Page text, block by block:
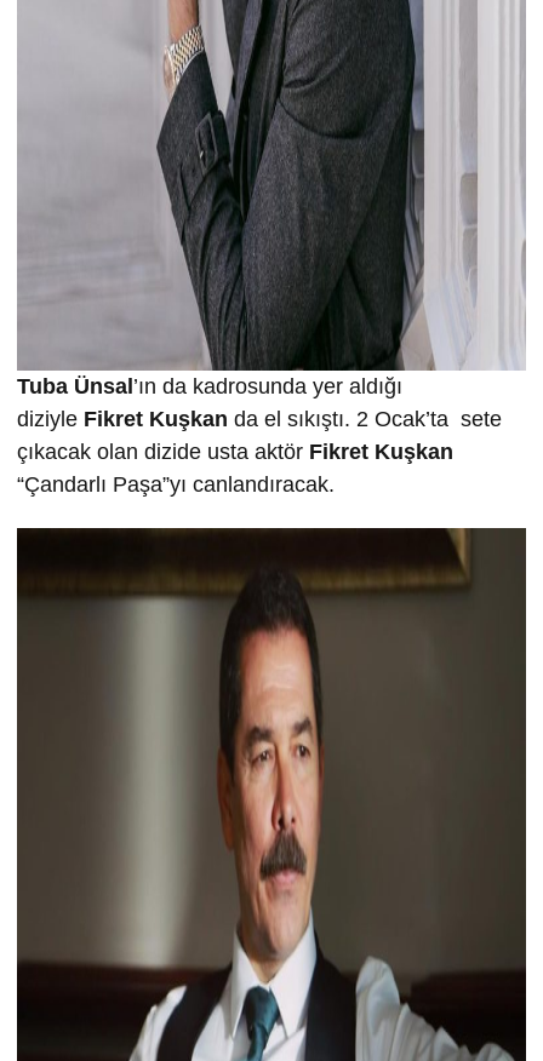
Tuba Ünsal’ın da kadrosunda yer aldığı
diziyle Fikret Kuşkan da el sıkıştı. 2 Ocak’ta sete
çıkacak olan dizide usta aktör Fikret Kuşkan
“Çandarlı Paşa”yı canlandıracak.